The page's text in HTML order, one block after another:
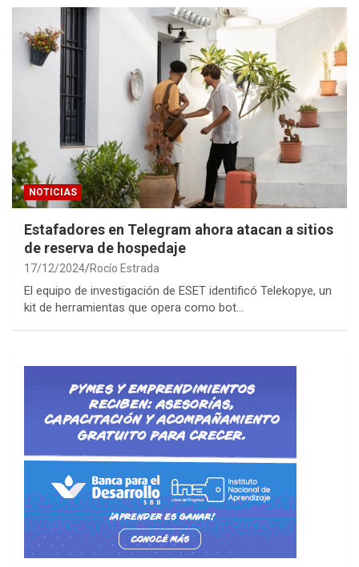
NOTICIAS
Estafadores en Telegram ahora atacan a sitios
de reserva de hospedaje
17/12/2024 Rocío Estrada
El equipo de investigación de ESET identificó Telekopye, un
kit de herramientas que opera como bot…